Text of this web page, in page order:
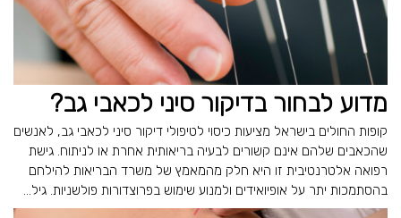
מדוע לבחור בדיקור סיני לכאבי גב?
קופות החולים בישראל מציעות כיסוי לטיפולי דיקור סיני לכאבי גב, לאנשים
שהכאבים שלהם אינם קשורים לבעיה בריאותית אחרת או לניתוח. גישת
רפואה אלטרנטיבית זו היא חלק מהמאמץ של משרד הבריאות להילחם
בהסתמכות יתר על אופיואידים ולמנוע שימוש בפרוצדורות פולשניות. גיל...